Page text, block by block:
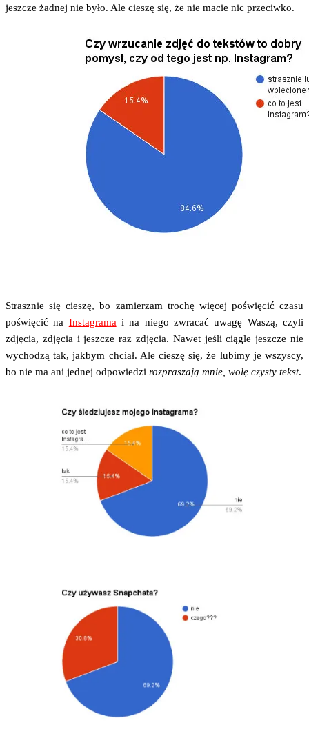
jesz­cze żad­nej nie było. Ale cie­szę się, że nie macie nic przeciwko.
Strasz­nie się cie­szę, bo zamie­rzam tro­chę wię­cej poświę­cić cza­su
poświę­cić na Insta­gra­ma i na nie­go zwra­cać uwa­gę Waszą, czy­li
zdję­cia, zdję­cia i jesz­cze raz zdję­cia. Nawet jeśli cią­gle jesz­cze nie
wycho­dzą tak, jak­bym chciał. Ale cie­szę się, że lubi­my je wszy­scy,
bo nie ma ani jed­nej odpo­wie­dzi roz­pra­sza­ją mnie, wolę czy­sty tekst.